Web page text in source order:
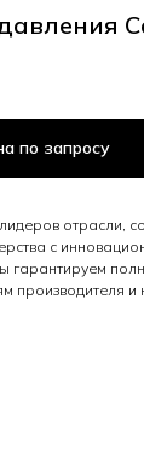
по запросу
отрасли,
с
гарантируем
производителя